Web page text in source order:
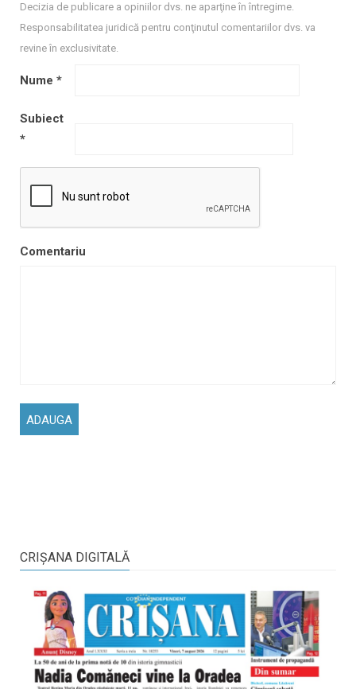
Decizia de publicare a opiniilor dvs. ne aparţine în întregime.
Responsabilitatea juridică pentru conţinutul comentariilor dvs. va
revine în exclusivitate.
Nume *
Subiect
*
Comentariu
CRIŞANA DIGITALĂ